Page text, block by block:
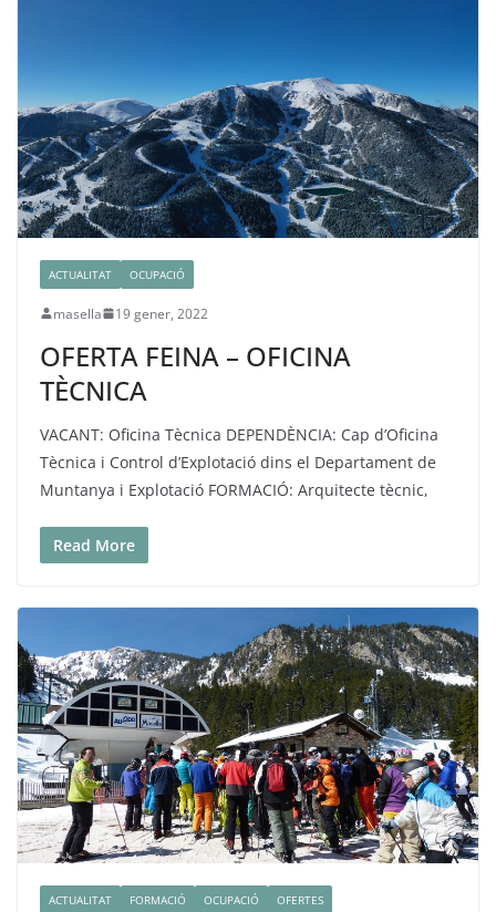
ACTUALITAT OCUPACIÓ
masella 19 gener, 2022
OFERTA FEINA – OFICINA
TÈCNICA
VACANT: Oficina Tècnica DEPENDÈNCIA: Cap d’Oficina
Tècnica i Control d’Explotació dins el Departament de
Muntanya i Explotació FORMACIÓ: Arquitecte tècnic,
Read More
ACTUALITAT FORMACIÓ OCUPACIÓ OFERTES